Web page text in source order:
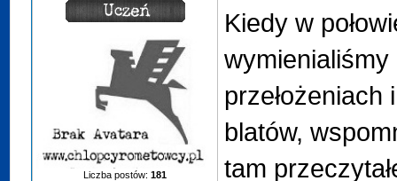
Liczba postów:181
Kiedy w
wymienialiśmy
przełożeniach
blatów,
tam